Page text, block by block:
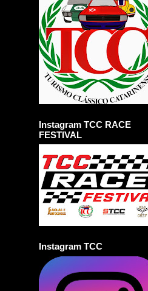
Instagram TCC RACE
FESTIVAL
Instagram TCC